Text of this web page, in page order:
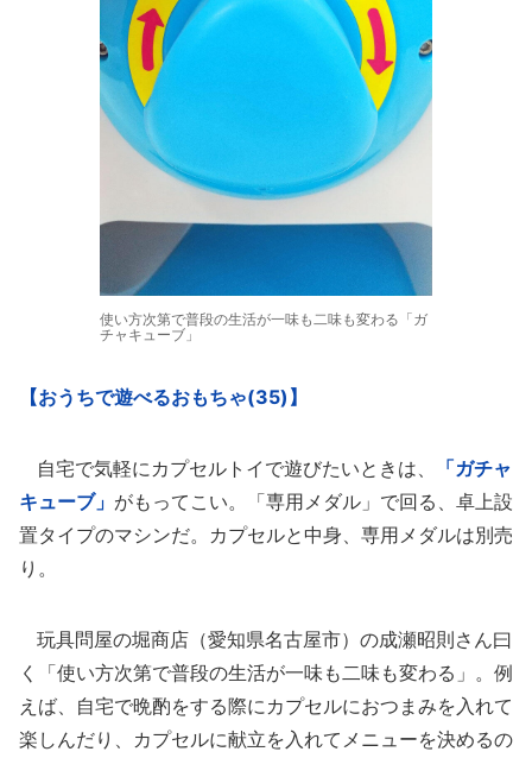
使い方次第で普段の生活が一味も二味も変わる「ガ
チャキューブ」
【おうちで遊べるおもちゃ(35)】
自宅で気軽にカプセルトイで遊びたいときは、
「ガチャ
キューブ」 がもってこい。「専用メダル」で回る、卓上設
置タイプのマシンだ。カプセルと中身、専用メダルは別売
り。
玩具問屋の堀商店（愛知県名古屋市）の成瀬昭則さん曰
く「使い方次第で普段の生活が一味も二味も変わる」。例
えば、自宅で晩酌をする際にカプセルにおつまみを入れて
楽しんだり、カプセルに献立を入れてメニューを決めるの